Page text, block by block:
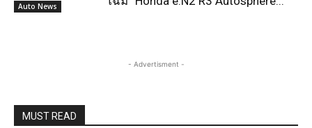
Auto News
- Advertisment -
MUST READ